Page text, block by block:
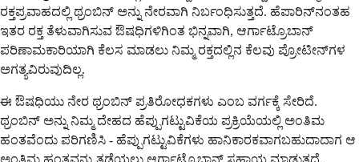
ರಕ್ತಪ್ರವಾಹದಲ್ಲಿ ಥ್ರಂಬಿನ್ ಅನ್ನು ನೇರವಾಗಿ ನಿರ್ಬಂಧಿಸುತ್ತದೆ. ಹೆಪಾರಿನ್‌ನಂತಹ
ಇತರ ರಕ್ತ ತೆಳುವಾಗಿಸುವ ಔಷಧಿಗಳಿಗಿಂತ ಭಿನ್ನವಾಗಿ, ಆರ್ಗಾಟ್ರೊಬಾನ್
ಪರಿಣಾಮಕಾರಿಯಾಗಿ ಕೆಲಸ ಮಾಡಲು ನಿಮ್ಮ ರಕ್ತದಲ್ಲಿನ ಕೆಲವು ಪ್ರೋಟೀನ್‌ಗಳ
ಅಗತ್ಯವಿರುವುದಿಲ್ಲ.
ಈ ಔಷಧಿಯು ನೇರ ಥ್ರಂಬಿನ್ ಪ್ರತಿರೋಧಕಗಳು ಎಂಬ ವರ್ಗಕ್ಕೆ ಸೇರಿದೆ.
ಥ್ರಂಬಿನ್ ಅನ್ನು ನಿಮ್ಮ ದೇಹದ ಹೆಪ್ಪುಗಟ್ಟುವಿಕೆಯ ಪ್ರಕ್ರಿಯೆಯಲ್ಲಿ ಅಂತಿಮ
ಹಂತವೆಂದು ಪರಿಗಣಿಸಿ - ಹೆಪ್ಪುಗಟ್ಟುವಿಕೆಗಳು ಹಾನಿಕಾರಕವಾಗಬಹುದಾದಾಗ ಆ
ಅಂತಿಮ ಹಂತವನ್ನು ತಡೆಯಲು ಆರ್ಗಾಟ್ರೊಬಾನ್ ಸಹಾಯ ಮಾಡುತ್ತದೆ.